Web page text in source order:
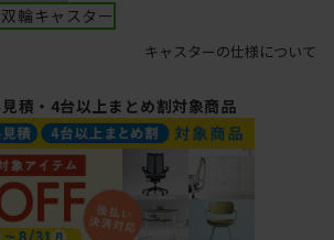
輪キャスター
キャスターの仕様について
積・4台以上まとめ割対象商品